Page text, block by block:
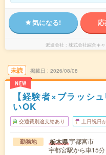
気になる!
派遣会社 株式会社綜合キ
未読
NEW
掲載日 2026/08/08
【経験者×ブラッシ
いOK
交通費別途支給あり 土日祝日
勤務地 栃木県宇都宮市
宇都宮駅から車15分